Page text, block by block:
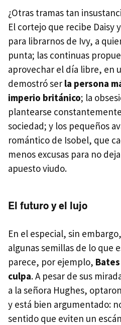
¿Otras tramas tan
El cortejo que recibe Daisy
para librarnos de Ivy, a
punta; las continuas
aprovechar el día libre, en
demostró ser la persona
imperio británico; la
plantearse
sociedad; y los pequeños
romántico de Isobel, que
menos excusas para no
apuesto viudo.
El futuro y el lujo
En el especial, sin
algunas semillas de lo que
parece, por ejemplo,
culpa. A pesar de sus
a la señora Hughes,
y está bien argumentado:
sentido que eviten un